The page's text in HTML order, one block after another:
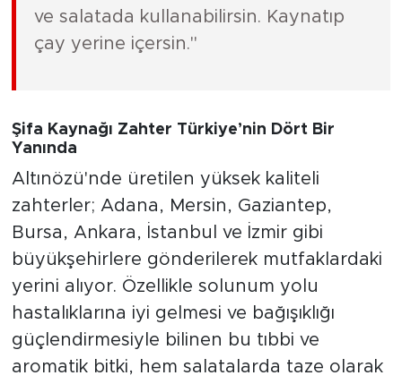
ve salatada kullanabilirsin. Kaynatıp
çay yerine içersin."
Şifa Kaynağı Zahter Türkiye’nin Dört Bir
Yanında
Altınözü'nde üretilen yüksek kaliteli
zahterler; Adana, Mersin, Gaziantep,
Bursa, Ankara, İstanbul ve İzmir gibi
büyükşehirlere gönderilerek mutfaklardaki
yerini alıyor. Özellikle solunum yolu
hastalıklarına iyi gelmesi ve bağışıklığı
güçlendirmesiyle bilinen bu tıbbi ve
aromatik bitki, hem salatalarda taze olarak